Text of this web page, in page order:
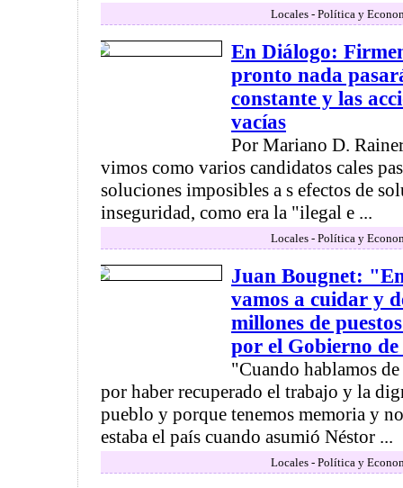
Locales - Política y
En Diálogo:
pronto nada
constante y las
vacías
Por Mariano D.
vimos como varios candidatos cales
soluciones imposibles a s efectos de
inseguridad, como era la "ilegal e ...
Locales - Política y
Juan Bougnet:
vamos a cuidar y
millones de
por el Gobierno
"Cuando hablamos de
por haber recuperado el trabajo y la
pueblo y porque tenemos memoria y
estaba el país cuando asumió Néstor ...
Locales - Política y